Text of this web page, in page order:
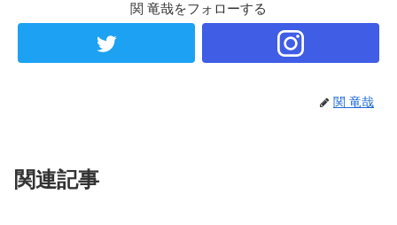
関 竜哉をフォローする
関 竜哉
関連記事